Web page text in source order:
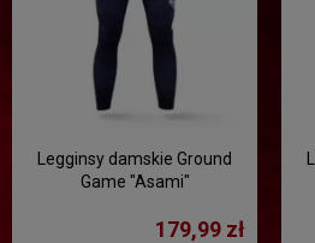
Legginsy damskie Ground
Game "Asami"
179,99 zł